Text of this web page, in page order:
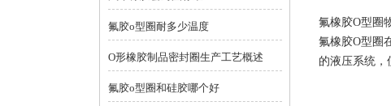
氟胶o型圈耐多少温度
O形橡胶制品密封圈生产工艺概述
氟胶o型圈和硅胶哪个好
氟橡胶O型圈
氟橡胶O型圈
的液压系统，